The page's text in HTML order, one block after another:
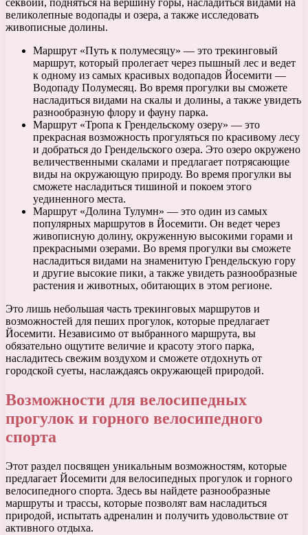
секвойи, подняться на вершину горы, насладиться видами на
великолепные водопады и озера, а также исследовать
живописные долины.
Маршрут «Путь к полумесяцу» — это трекинговый
маршрут, который пролегает через пышный лес и ведет
к одному из самых красивых водопадов Йосемити —
Водопаду Полумесяц. Во время прогулки вы сможете
насладиться видами на скалы и долины, а также увидеть
разнообразную флору и фауну парка.
Маршрут «Тропа к Грендельскому озеру» — это
прекрасная возможность прогуляться по красивому лесу
и добраться до Грендельского озера. Это озеро окружено
величественными скалами и предлагает потрясающие
виды на окружающую природу. Во время прогулки вы
сможете насладиться тишиной и покоем этого
уединенного места.
Маршрут «Долина Тулумн» — это один из самых
популярных маршрутов в Йосемити. Он ведет через
живописную долину, окруженную высокими горами и
прекрасными озерами. Во время прогулки вы сможете
насладиться видами на знаменитую Грендельскую гору
и другие высокие пики, а также увидеть разнообразные
растения и животных, обитающих в этом регионе.
Это лишь небольшая часть трекинговых маршрутов и
возможностей для пеших прогулок, которые предлагает
Йосемити. Независимо от выбранного маршрута, вы
обязательно ощутите величие и красоту этого парка,
насладитесь свежим воздухом и сможете отдохнуть от
городской суеты, наслаждаясь окружающей природой.
Возможности для велосипедных
прогулок и горного велосипедного
спорта
Этот раздел посвящен уникальным возможностям, которые
предлагает Йосемити для велосипедных прогулок и горного
велосипедного спорта. Здесь вы найдете разнообразные
маршруты и трассы, которые позволят вам насладиться
природой, испытать адреналин и получить удовольствие от
активного отдыха.